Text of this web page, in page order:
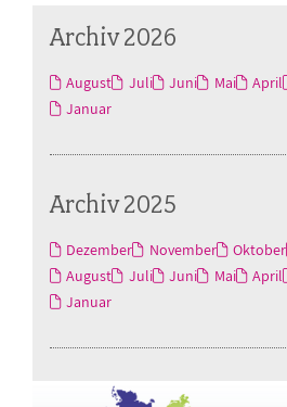
Archiv 2026
August Juli Juni Mai April
Januar
Archiv 2025
Dezember November Oktober
August
Juli Juni Mai April
Januar